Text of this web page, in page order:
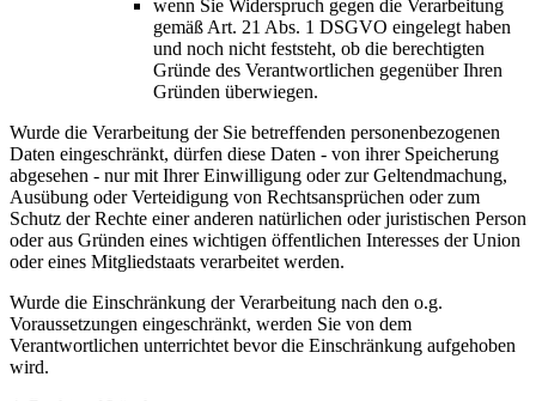
wenn Sie Widerspruch gegen die Verarbeitung
gemäß Art. 21 Abs. 1 DSGVO eingelegt haben
und noch nicht feststeht, ob die berechtigten
Gründe des Verantwortlichen gegenüber Ihren
Gründen überwiegen.
Wurde die Verarbeitung der Sie betreffenden personenbezogenen
Daten eingeschränkt, dürfen diese Daten - von ihrer Speicherung
abgesehen - nur mit Ihrer Einwilligung oder zur Geltendmachung,
Ausübung oder Verteidigung von Rechtsansprüchen oder zum
Schutz der Rechte einer anderen natürlichen oder juristischen Person
oder aus Gründen eines wichtigen öffentlichen Interesses der Union
oder eines Mitgliedstaats verarbeitet werden.
Wurde die Einschränkung der Verarbeitung nach den o.g.
Voraussetzungen eingeschränkt, werden Sie von dem
Verantwortlichen unterrichtet bevor die Einschränkung aufgehoben
wird.